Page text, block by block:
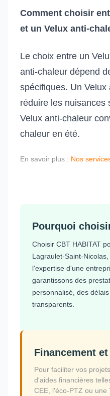
Comment choisir
et un Velux anti-
Le choix entre un
anti-chaleur dépend
spécifiques. Un
réduire les nuisances
Velux anti-chaleur
chaleur en été.
En savoir plus : Nos
Pourquoi
Choisir CBT HABITAT
Lagraulet-Saint-
l'expertise d'une
garantissons des
personnalisé, des
transparents.
Financement
Pour faciliter vos
d'aides financières
CEE, l'éco-PTZ ou une